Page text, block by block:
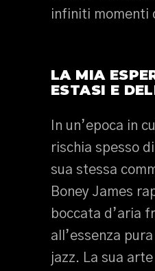
infiniti momenti
LA MIA
ESTASI E
In un’epoca in
rischia spesso
sua stessa
Boney James
boccata d’aria
all’essenza
jazz. La sua